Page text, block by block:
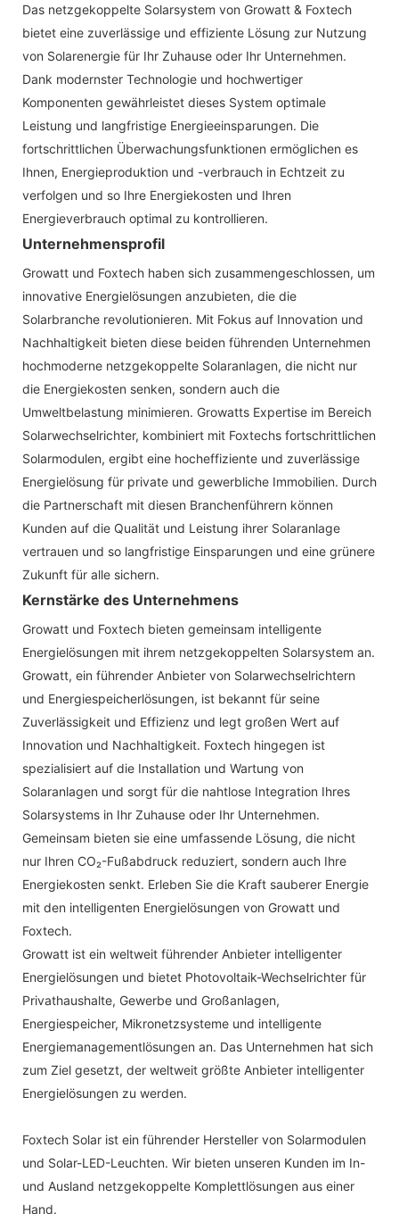
Das netzgekoppelte Solarsystem von Growatt & Foxtech
bietet eine zuverlässige und effiziente Lösung zur Nutzung
von Solarenergie für Ihr Zuhause oder Ihr Unternehmen.
Dank modernster Technologie und hochwertiger
Komponenten gewährleistet dieses System optimale
Leistung und langfristige Energieeinsparungen. Die
fortschrittlichen Überwachungsfunktionen ermöglichen es
Ihnen, Energieproduktion und -verbrauch in Echtzeit zu
verfolgen und so Ihre Energiekosten und Ihren
Energieverbrauch optimal zu kontrollieren.
Unternehmensprofil
Growatt und Foxtech haben sich zusammengeschlossen, um
innovative Energielösungen anzubieten, die die
Solarbranche revolutionieren. Mit Fokus auf Innovation und
Nachhaltigkeit bieten diese beiden führenden Unternehmen
hochmoderne netzgekoppelte Solaranlagen, die nicht nur
die Energiekosten senken, sondern auch die
Umweltbelastung minimieren. Growatts Expertise im Bereich
Solarwechselrichter, kombiniert mit Foxtechs fortschrittlichen
Solarmodulen, ergibt eine hocheffiziente und zuverlässige
Energielösung für private und gewerbliche Immobilien. Durch
die Partnerschaft mit diesen Branchenführern können
Kunden auf die Qualität und Leistung ihrer Solaranlage
vertrauen und so langfristige Einsparungen und eine grünere
Zukunft für alle sichern.
Kernstärke des Unternehmens
Growatt und Foxtech bieten gemeinsam intelligente
Energielösungen mit ihrem netzgekoppelten Solarsystem an.
Growatt, ein führender Anbieter von Solarwechselrichtern
und Energiespeicherlösungen, ist bekannt für seine
Zuverlässigkeit und Effizienz und legt großen Wert auf
Innovation und Nachhaltigkeit. Foxtech hingegen ist
spezialisiert auf die Installation und Wartung von
Solaranlagen und sorgt für die nahtlose Integration Ihres
Solarsystems in Ihr Zuhause oder Ihr Unternehmen.
Gemeinsam bieten sie eine umfassende Lösung, die nicht
nur Ihren CO₂-Fußabdruck reduziert, sondern auch Ihre
Energiekosten senkt. Erleben Sie die Kraft sauberer Energie
mit den intelligenten Energielösungen von Growatt und
Foxtech.
Growatt ist ein weltweit führender Anbieter intelligenter
Energielösungen und bietet Photovoltaik-Wechselrichter für
Privathaushalte, Gewerbe und Großanlagen,
Energiespeicher, Mikronetzsysteme und intelligente
Energiemanagementlösungen an. Das Unternehmen hat sich
zum Ziel gesetzt, der weltweit größte Anbieter intelligenter
Energielösungen zu werden.
Foxtech Solar ist ein führender Hersteller von Solarmodulen
und Solar-LED-Leuchten. Wir bieten unseren Kunden im In-
und Ausland netzgekoppelte Komplettlösungen aus einer
Hand.